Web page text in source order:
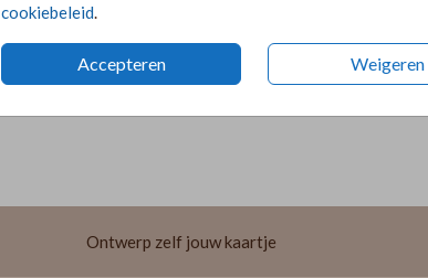
cookiebeleid
Accepteren Weigeren
Ontwerp zelf jouw kaartje